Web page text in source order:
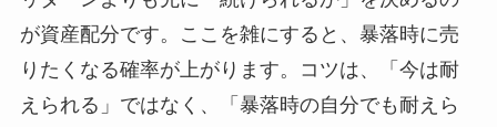
が資産配分です。ここを雑にすると、暴落時に売
りたくなる確率が上がります。コツは、「今は耐
えられる」ではなく、「暴落時の自分でも耐えら